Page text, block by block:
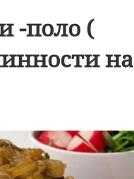
-поло (
на